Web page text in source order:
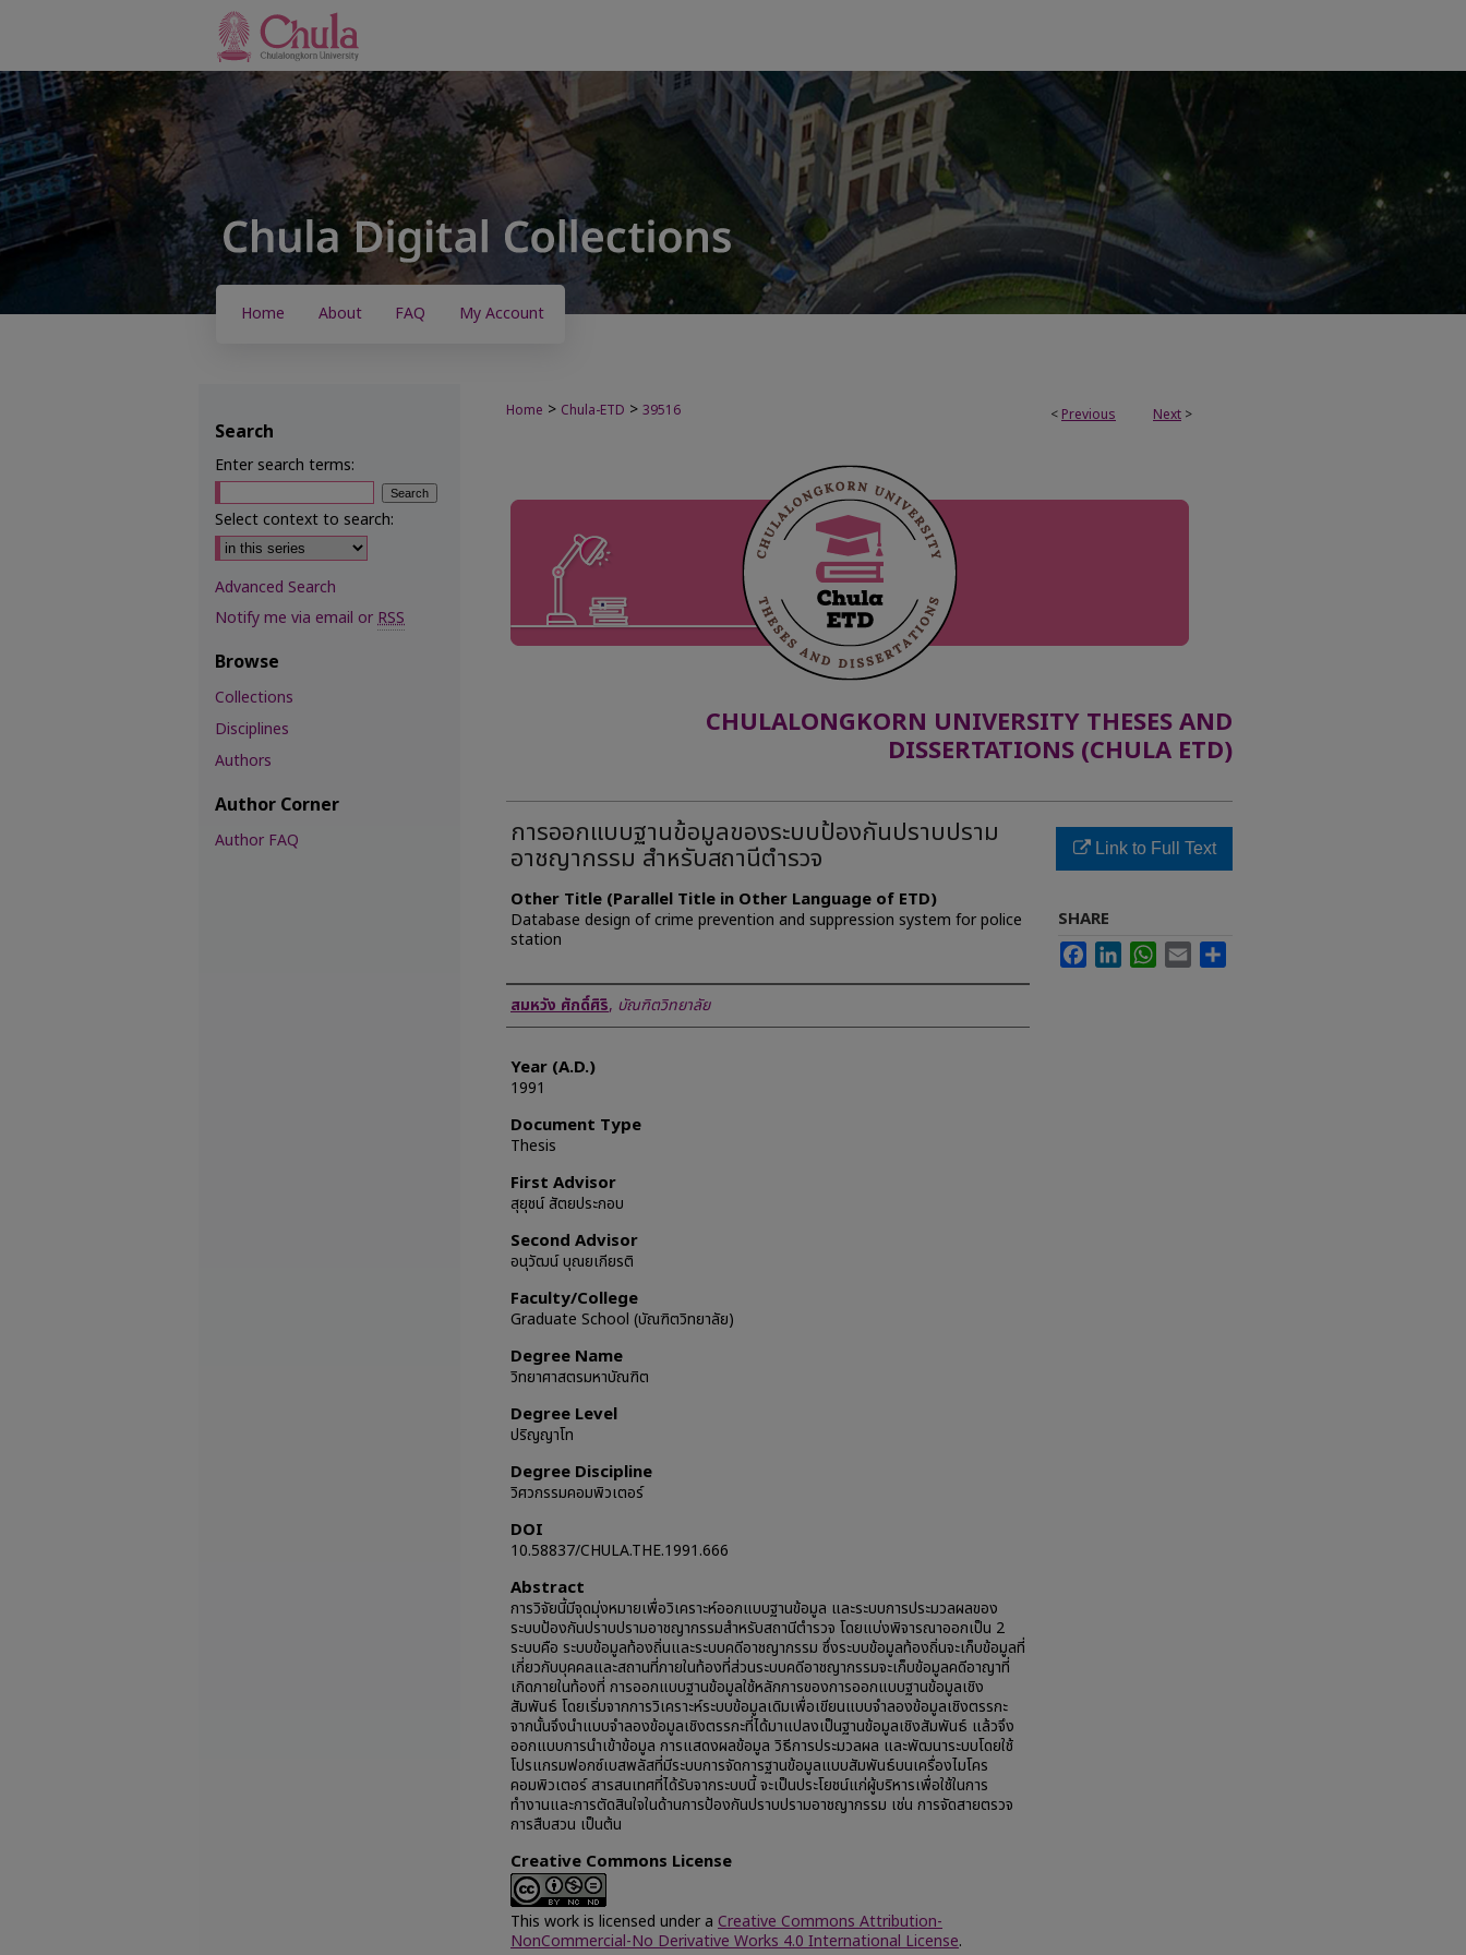
Home About FAQ My Account
< Previous Next >
Home > Chula-ETD > 39516
CHULALONGKORN UNIVERSITY THESES AND
DISSERTATIONS (CHULA ETD)
การออกแบบฐานข้อมูลของระบบป้องกันปราบปราม
อาชญากรรม สำหรับสถานีตำรวจ
Other Title (Parallel Title in Other Language of ETD)
Database design of crime prevention and suppression system for police
station
Author
สมหวัง ศักดิ์ศิริ, บัณฑิตวิทยาลัย
Year (A.D.)
1991
Document Type
Thesis
First Advisor
สุยุชน์ สัตยประกอบ
Second Advisor
อนุวัฒน์ บุณยเกียรติ
Faculty/College
Graduate School (บัณฑิตวิทยาลัย)
Degree Name
วิทยาศาสตรมหาบัณฑิต
Degree Level
ปริญญาโท
Degree Discipline
วิศวกรรมคอมพิวเตอร์
DOI
10.58837/CHULA.THE.1991.666
Abstract
การวิจัยนี้มีจุดมุ่งหมายเพื่อวิเคราะห์ออกแบบฐานข้อมูล และระบบการประมวลผลของ
ระบบป้องกันปราบปรามอาชญากรรมสำหรับสถานีตำรวจ โดยแบ่งพิจารณาออกเป็น 2
ระบบคือ ระบบข้อมูลท้องถิ่นและระบบคดีอาชญากรรม ซึ่งระบบข้อมูลท้องถิ่นจะเก็บข้อมูลที่
เกี่ยวกับบุคคลและสถานที่ภายในท้องที่ส่วนระบบคดีอาชญากรรมจะเก็บข้อมูลคดีอาญาที่
เกิดภายในท้องที่ การออกแบบฐานข้อมูลใช้หลักการของการออกแบบฐานข้อมูลเชิง
สัมพันธ์ โดยเริ่มจากการวิเคราะห์ระบบข้อมูลเดิมเพื่อเขียนแบบจำลองข้อมูลเชิงตรรกะ
จากนั้นจึงนำแบบจำลองข้อมูลเชิงตรรกะที่ได้มาแปลงเป็นฐานข้อมูลเชิงสัมพันธ์ แล้วจึง
ออกแบบการนำเข้าข้อมูล การแสดงผลข้อมูล วิธีการประมวลผล และพัฒนาระบบโดยใช้
โปรแกรมฟอกซ์เบสพลัสที่มีระบบการจัดการฐานข้อมูลแบบสัมพันธ์บนเครื่องไมโคร
คอมพิวเตอร์ สารสนเทศที่ได้รับจากระบบนี้ จะเป็นประโยชน์แก่ผู้บริหารเพื่อใช้ในการ
ทำงานและการตัดสินใจในด้านการป้องกันปราบปรามอาชญากรรม เช่น การจัดสายตรวจ
การสืบสวน เป็นต้น
Creative Commons License
This work is licensed under a Creative Commons Attribution-
NonCommercial-No Derivative Works 4.0 International License.
Link to Full Text
SHARE
FacebookLinkedInWhatsApp
Email
Search
Enter search terms:
Select context to search:
Advanced Search
Notify me via email or RSS
Browse
Collections
Disciplines
Authors
Author Corner
Author FAQ